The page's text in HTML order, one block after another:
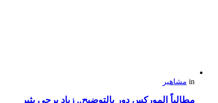
in مشاهير
مطالباً الموركس دور بالتوضيح.. زياد برجي يثير